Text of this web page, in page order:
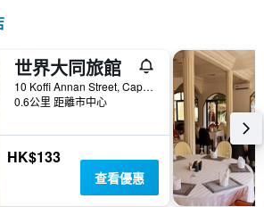
世界大同旅館
10 Koffi Annan Street, Cape Point, 巴高, 甘比亞
0.6公里 距離市中心
HK$133
查看優惠